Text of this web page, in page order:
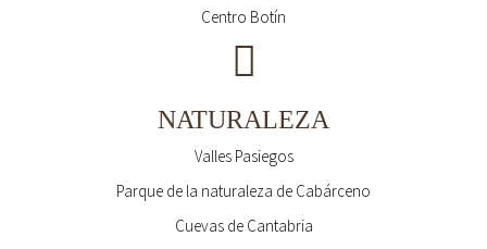
Centro Botín
NATURALEZA
Valles Pasiegos
Parque de la naturaleza de Cabárceno
Cuevas de Cantabria